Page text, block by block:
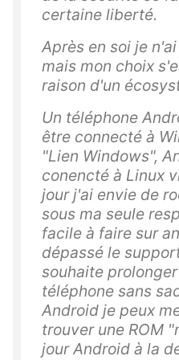
certaine liberté.
Après en soi je
mais mon choix
raison d'un
Un téléphone
être connecté à
"Lien Windows",
conencté à Linux
jour j'ai envie de
sous ma seule
facile à faire sur
dépassé le
souhaite
téléphone sans
Android je peux
trouver une ROM
jour Android à la